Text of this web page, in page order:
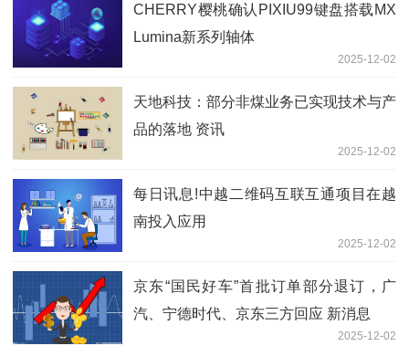
CHERRY樱桃确认PIXIU99键盘搭载MX
Lumina新系列轴体
2025-12-02
天地科技：部分非煤业务已实现技术与产
品的落地 资讯
2025-12-02
每日讯息!中越二维码互联互通项目在越
南投入应用
2025-12-02
京东“国民好车”首批订单部分退订，广
汽、宁德时代、京东三方回应 新消息
2025-12-02